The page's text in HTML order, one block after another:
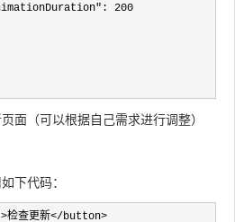
200
（可以根据自己需求进行调整）
下代码：